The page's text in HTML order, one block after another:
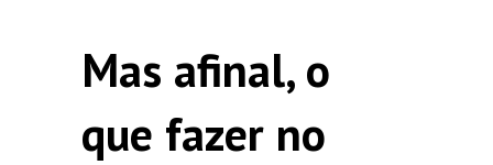
Mas afinal, o
que fazer no